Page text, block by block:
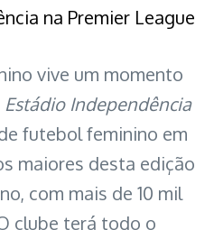
na Premier League
vive um momento
Estádio Independência
futebol feminino em
maiores desta edição
com mais de 10 mil
clube terá todo o